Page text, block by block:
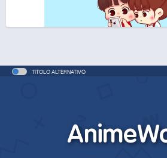
TITOLO ALTERNATIVO